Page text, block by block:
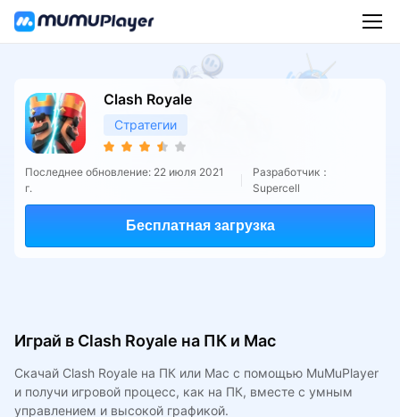
Clash Royale
Стратегии
Последнее обновление: 22 июля 2021
г.
Разработчик：
Supercell
Бесплатная загрузка
Играй в Clash Royale на ПК и Mac
Скачай Clash Royale на ПК или Mac с помощью MuMuPlayer
и получи игровой процесс, как на ПК, вместе с умным
управлением и высокой графикой.